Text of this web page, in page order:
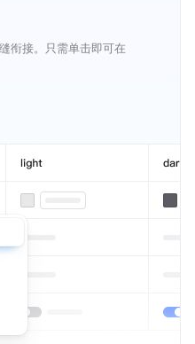
衔接。只需单击即可在